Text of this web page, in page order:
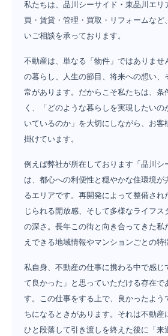
私たちは、品川シーサイド・東品川エリ
買・賃貸・管理・買取・リフォームなど
いご相談を承っております。
不動産は、単なる「物件」ではありませ
の暮らし、人生の節目、将来への想い、
常があります。だからこそ私たちは、条
く、「どのような暮らしを実現したい
いているのか」を大切にしながら、お客
掛けています。
例えば弊社が所在しております「品川シ
は、都心への利便性と穏やかな住環境が
るエリアです。再開発によって整備され
じられる開放感、そして多様なライフ
の深さ。長年この街と向き合ってきた私
えできる地域情報やマンションごとの特
私自身、不動産の仕事に携わる中で感じ
て良かった」と思っていただける存在で
す。この仕事をする上で、良かったよう
ちになるときがあります。それは不動産
ひと段落して引き渡しを終えた後に「来